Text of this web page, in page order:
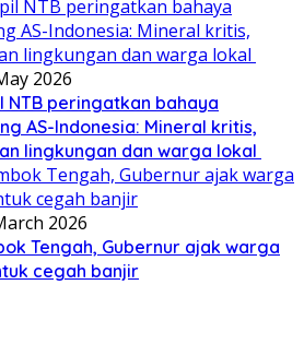
2026
NTB peringatkan bahaya
AS-Indonesia: Mineral kritis,
lingkungan dan warga lokal
2026
Tengah, Gubernur ajak warga
cegah banjir